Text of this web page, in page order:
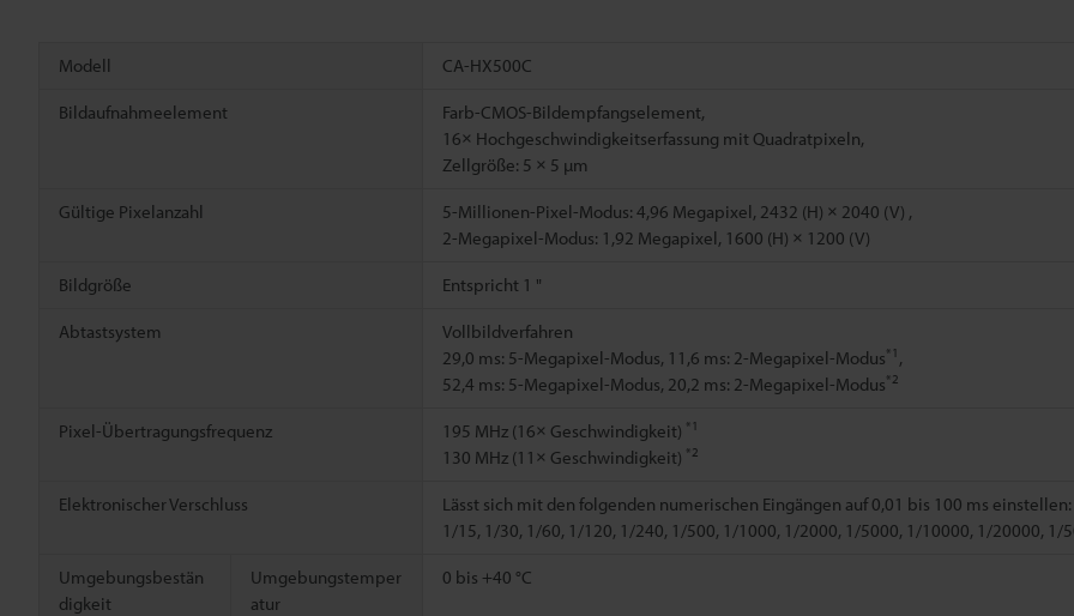
Modell CA-HX500C
Bildaufnahmeelement
Farb-CMOS-Bildempfangselement,
16× Hochgeschwindigkeitserfassung mit Quadratpixeln,
Zellgröße: 5 × 5 µm
Gültige Pixelanzahl
5-Millionen-Pixel-Modus: 4,96 Megapixel, 2432 (H) × 2040 (V) ,
2-Megapixel-Modus: 1,92 Megapixel, 1600 (H) × 1200 (V)
Bildgröße Entspricht 1 "
Abtastsystem
Vollbildverfahren
29,0 ms: 5-Megapixel-Modus, 11,6 ms: 2-Megapixel-Modus*1 ,
52,4 ms: 5-Megapixel-Modus, 20,2 ms: 2-Megapixel-Modus*2
Pixel-Übertragungsfrequenz 195 MHz (16× Geschwindigkeit) *1
130 MHz (11× Geschwindigkeit) *2
Elektronischer Verschluss
Lässt sich mit den folgenden numerischen Eingängen auf 0,01 bis 100 ms einstellen:
1/15, 1/30, 1/60, 1/120, 1/240, 1/500, 1/1000, 1/2000, 1/5000, 1/10000, 1/20000, 1/
Umgebungsbestän
digkeit
Umgebungstemper
atur
0 bis +40 °C